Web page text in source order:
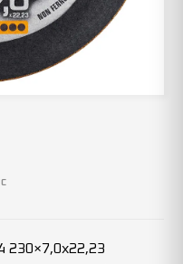
230×7,0x22,23